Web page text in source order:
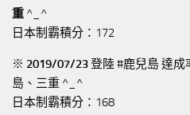
重 ^_^
日本制霸積分：172
※ 2019/07/23登陸 #鹿兒島 達成
島、三重 ^_^
日本制霸積分：168